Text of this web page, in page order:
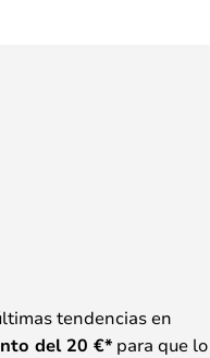
tendencias en
del 20 €*para que lo